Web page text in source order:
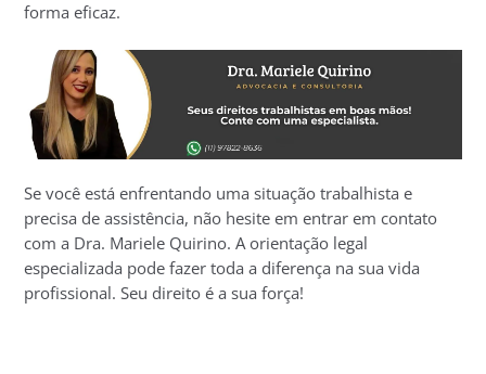
forma eficaz.
Se você está enfrentando uma situação trabalhista e
precisa de assistência, não hesite em entrar em contato
com a Dra. Mariele Quirino. A orientação legal
especializada pode fazer toda a diferença na sua vida
profissional. Seu direito é a sua força!